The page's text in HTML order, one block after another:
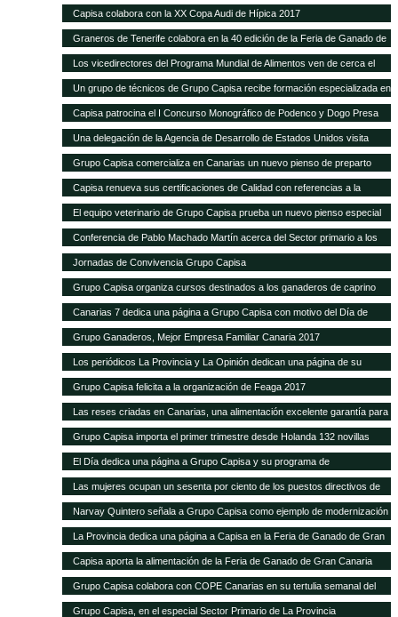
Macebike
Capisa colabora con la XX Copa Audi de Hípica 2017
Graneros de Tenerife colabora en la 40 edición de la Feria de Ganado de
San Benito
Los vicedirectores del Programa Mundial de Alimentos ven de cerca el
trabajo de Silos Canarios
Un grupo de técnicos de Grupo Capisa recibe formación especializada en
la Complutense
Capisa patrocina el I Concurso Monográfico de Podenco y Dogo Presa
Canario de Santa Brígida
Una delegación de la Agencia de Desarrollo de Estados Unidos visita
Silos Canarios
Grupo Capisa comercializa en Canarias un nuevo pienso de preparto
para caprino y ovino
Capisa renueva sus certificaciones de Calidad con referencias a la
“evidente mejora continua”, según el auditor
El equipo veterinario de Grupo Capisa prueba un nuevo pienso especial
para ponedoras
Conferencia de Pablo Machado Martín acerca del Sector primario a los
alumnos de Hecansa
Jornadas de Convivencia Grupo Capisa
Grupo Capisa organiza cursos destinados a los ganaderos de caprino
Canarias 7 dedica una página a Grupo Capisa con motivo del Día de
Canarias
Grupo Ganaderos, Mejor Empresa Familiar Canaria 2017
Los periódicos La Provincia y La Opinión dedican una página de su
suplemento de Sector Primario a Grupo Capisa
Grupo Capisa felicita a la organización de Feaga 2017
Las reses criadas en Canarias, una alimentación excelente garantía para
el consumidor local
Grupo Capisa importa el primer trimestre desde Holanda 132 novillas
frisonas de alta productividad
El Día dedica una página a Grupo Capisa y su programa de
Responsabilidad Social
Las mujeres ocupan un sesenta por ciento de los puestos directivos de
Grupo Capisa
Narvay Quintero señala a Grupo Capisa como ejemplo de modernización
e innovación en el Sector
La Provincia dedica una página a Capisa en la Feria de Ganado de Gran
Canaria
Capisa aporta la alimentación de la Feria de Ganado de Gran Canaria
Grupo Capisa colabora con COPE Canarias en su tertulia semanal del
Sector Primario
Grupo Capisa, en el especial Sector Primario de La Provincia